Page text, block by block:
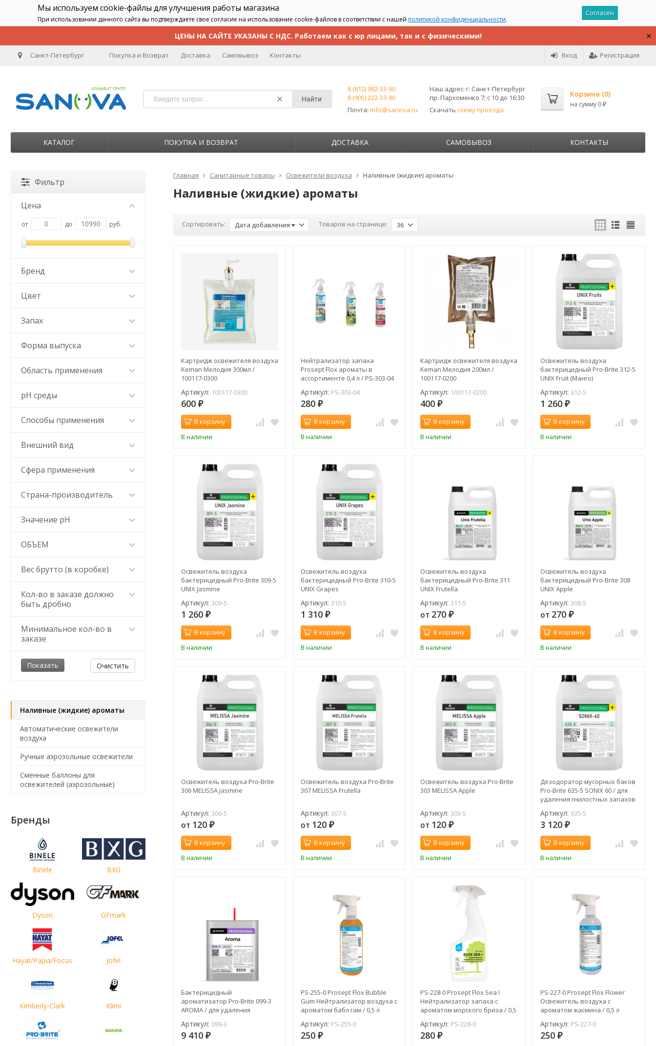
Мы используем cookie-файлы для улучшения работы магазина
При использовании данного сайта вы подтверждаете свое согласие на использование cookie-файлов в соответствии с нашей политикой конфиденциальности.
Согласен
ЦЕНЫ НА САЙТЕ УКАЗАНЫ С НДС. Работаем как с юр лицами, так и с физическими!
Санкт-Петербург Вход Регистрация
Покупка и Возврат Доставка Самовывоз Контакты
Найти
8 (812) 982-33-90
8 (905) 222-33-90
Почта: info@sanova.ru
Наш адрес: г. Санкт-Петербург
пр. Пархоменко 7; с 10 до 16:30
Скачать схему проезда
Корзина (0)
на сумму 0 ₽
КАТАЛОГ ПОКУПКА И ВОЗВРАТ ДОСТАВКА САМОВЫВОЗ КОНТАКТЫ
Главная Санитарные товары Освежители воздуха Наливные (жидкие) ароматы
Наливные (жидкие) ароматы
Сортировать: Дата добавления Товаров на странице: 36
Картридж освежителя воздуха
Keman Мелодия 300мл /
100117-0300
Артикул: 100117-0300
600 ₽
В корзину
В наличии
Нейтрализатор запаха
Prosept Flox ароматы в
ассортименте 0,4 л / PS-303-04
Артикул: PS-303-04
280 ₽
В корзину
В наличии
Картридж освежителя воздуха
Keman Мелодия 200мл /
100117-0200
Артикул: 100117-0200
400₽
В корзину
В наличии
Освежитель воздуха
бактерицидный Pro-Brite 312-5
UNIX Fruit (Манго)
Артикул: 312-5
1 260 ₽
В корзину
В наличии
Освежитель воздуха
бактерицидный Pro-Brite 309-5
UNIX Jasmine
Артикул: 309-5
1 260 ₽
В корзину
В наличии
Освежитель воздуха
бактерицидный Pro-Brite 310-5
UNIX Grapes
Артикул: 310-5
1 310 ₽
В корзину
В наличии
Освежитель воздуха
бактерицидный Pro-Brite 311
UNIX Frutella
Артикул: 311-5
от 270₽
В корзину
В наличии
Освежитель воздуха
бактерицидный Pro-Brite 308
UNIX Apple
Артикул: 308-5
от 270 ₽
В корзину
В наличии
Освежитель воздуха Pro-Brite
306 MELISSA Jasmine
Артикул: 306-5
от 120 ₽
В корзину
В наличии
Освежитель воздуха Pro-Brite
307 MELISSA Frutella
Артикул: 307-5
от 120 ₽
В корзину
В наличии
Освежитель воздуха Pro-Brite
303 MELISSA Apple
Артикул:303-5
от 120₽
В корзину
В наличии
Дезодоратор мусорных баков
Pro-Brite 635-5 SONIX 60 / для
удаления гнилостных запахов
Артикул: 635-5
3 120 ₽
В корзину
В наличии
Бактерицидный
ароматизатор Pro-Brite 099-3
AROMA / для удаления
Артикул: 099-3
9 410 ₽
PS-255-0 Prosept Flox Bubble
Gum Нейтрализатор воздуха с
ароматом бабл гам / 0,5 л
Артикул: PS-255-0
250 ₽
PS-228-0 Prosept Flox Sea I
Нейтрализатор запаха с
ароматом морского бриза / 0,5
Артикул: PS-228-0
280₽
PS-227-0 Prosept Flox Flower
Освежитель воздуха с
ароматом жасмина / 0,5 л
Артикул: PS-227-0
250 ₽
Фильтр
Цена
от до руб.
Бренд
Цвет
Запах
Форма выпуска
Область применения
pH среды
Способы применения
Внешний вид
Сфера применения
Страна-производитель
Значение pH
ОБЪЕМ
Вес брутто (в коробке)
Кол-во в заказе должно
быть дробно
Минимальное кол-во в
заказе
Очистить
Наливные (жидкие) ароматы
Автоматические освежители
воздуха
Ручные аэрозольные освежители
Сменные баллоны для
освежителей (аэрозольные)
Бренды
Binele BXG
Dyson GFmark
Hayat/Papia/Focus Jofel
Kimberly-Clark Klimi